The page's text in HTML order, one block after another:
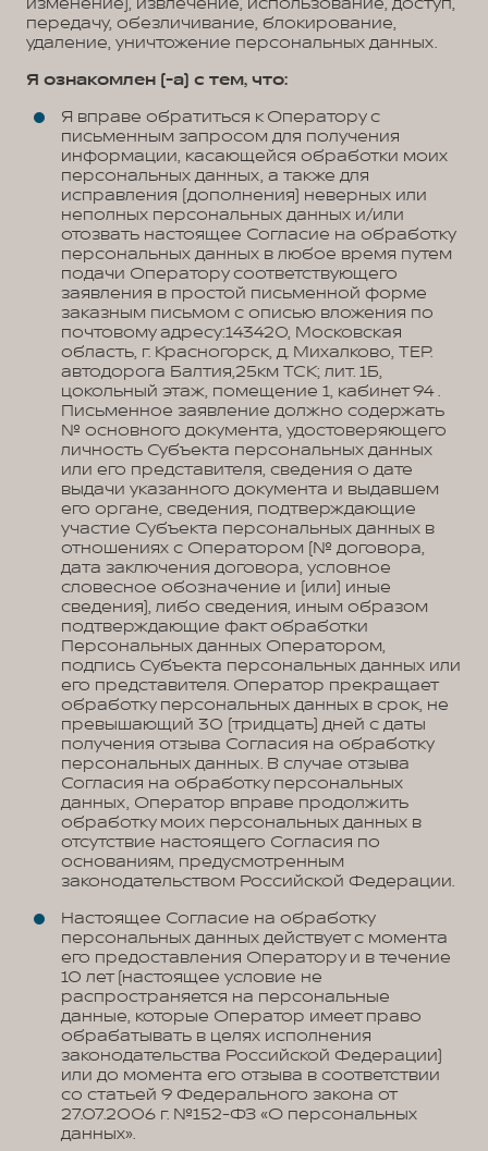
передачу, обезличивание, блокирование,
удаление, уничтожение персональных данных.
Я ознакомлен (-а) с тем, что:
Я вправе обратиться к Оператору с
письменным запросом для получения
информации, касающейся обработки моих
персональных данных, а также для
исправления (дополнения) неверных или
неполных персональных данных и/или
отозвать настоящее Согласие на обработку
персональных данных в любое время путем
подачи Оператору соответствующего
заявления в простой письменной форме
заказным письмом с описью вложения по
почтовому адресу:143420, Московская
область, г. Красногорск, д. Михалково, ТЕР.
автодорога Балтия,25км ТСК; лит. 1Б,
цокольный этаж, помещение 1, кабинет 94 .
Письменное заявление должно содержать
№ основного документа, удостоверяющего
личность Субъекта персональных данных
или его представителя, сведения о дате
выдачи указанного документа и выдавшем
его органе, сведения, подтверждающие
участие Субъекта персональных данных в
отношениях с Оператором (№ договора,
дата заключения договора, условное
словесное обозначение и (или) иные
сведения), либо сведения, иным образом
подтверждающие факт обработки
Персональных данных Оператором,
подпись Субъекта персональных данных или
его представителя. Оператор прекращает
обработку персональных данных в срок, не
превышающий 30 (тридцать) дней с даты
получения отзыва Согласия на обработку
персональных данных. В случае отзыва
Согласия на обработку персональных
данных, Оператор вправе продолжить
обработку моих персональных данных в
отсутствие настоящего Согласия по
основаниям, предусмотренным
законодательством Российской Федерации.
Настоящее Согласие на обработку
персональных данных действует с момента
его предоставления Оператору и в течение
10 лет (настоящее условие не
распространяется на персональные
данные, которые Оператор имеет право
обрабатывать в целях исполнения
законодательства Российской Федерации)
или до момента его отзыва в соответствии
со статьей 9 Федерального закона от
27.07.2006 г. №152-ФЗ «О персональных
данных».